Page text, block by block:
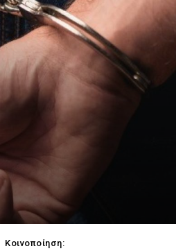
Κοινοποίηση: